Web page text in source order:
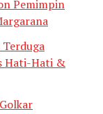
Pemimpin
Terduga
Hati-Hati &